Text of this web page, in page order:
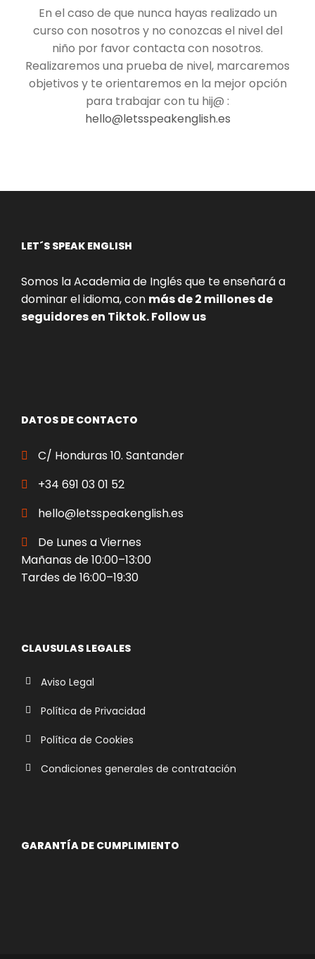
En el caso de que nunca hayas realizado un
curso con nosotros y no conozcas el nivel del
niño por favor contacta con nosotros.
Realizaremos una prueba de nivel, marcaremos
objetivos y te orientaremos en la mejor opción
para trabajar con tu hij@ :
hello@letsspeakenglish.es
LET´S SPEAK ENGLISH
Somos la Academia de Inglés que te enseñará a
dominar el idioma, con más de 2 millones de
seguidores en Tiktok. Follow us
DATOS DE CONTACTO
C/ Honduras 10. Santander
+34 691 03 01 52
hello@letsspeakenglish.es
De Lunes a Viernes
Mañanas de 10:00–13:00
Tardes de 16:00–19:30
CLAUSULAS LEGALES
Aviso Legal
Política de Privacidad
Política de Cookies
Condiciones generales de contratación
GARANTÍA DE CUMPLIMIENTO